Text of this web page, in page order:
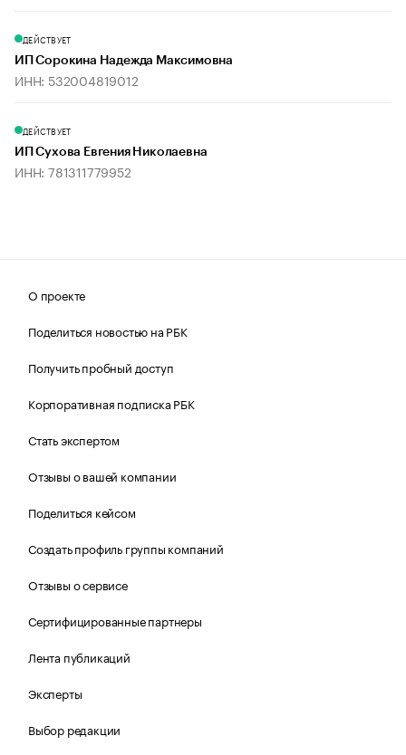
ДЕЙСТВУЕТ
ИП Сорокина Надежда Максимовна
ИНН: 532004819012
ДЕЙСТВУЕТ
ИП Сухова Евгения Николаевна
ИНН: 781311779952
О проекте
Поделиться новостью на РБК
Получить пробный доступ
Корпоративная подписка РБК
Стать экспертом
Отзывы о вашей компании
Поделиться кейсом
Создать профиль группы компаний
Отзывы о сервисе
Сертифицированные партнеры
Лента публикаций
Эксперты
Выбор редакции